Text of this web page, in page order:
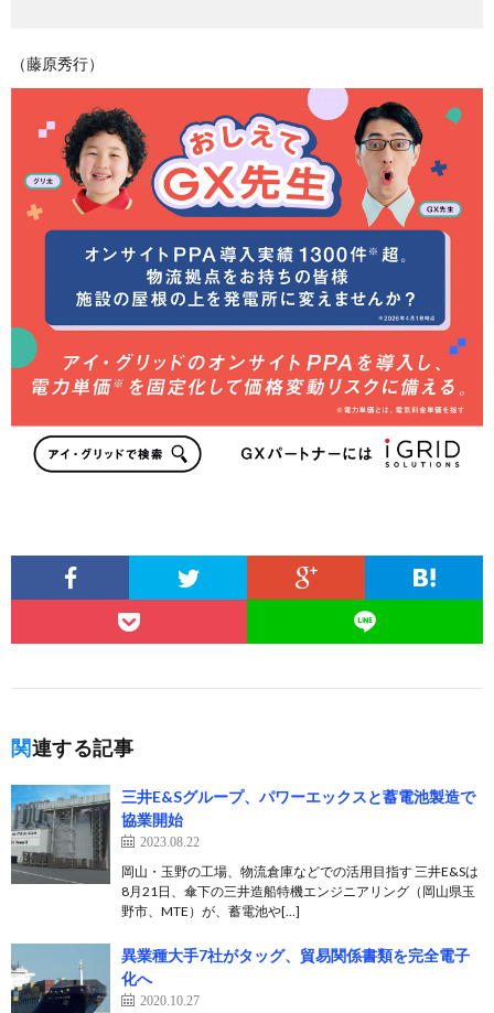
（藤原秀行）
関連する記事
三井E&Sグループ、パワーエックスと蓄電池製造で
協業開始
2023.08.22
岡山・玉野の工場、物流倉庫などでの活用目指す 三井E&Sは
8月21日、傘下の三井造船特機エンジニアリング（岡山県玉
野市、MTE）が、蓄電池や[…]
異業種大手7社がタッグ、貿易関係書類を完全電子
化へ
2020.10.27